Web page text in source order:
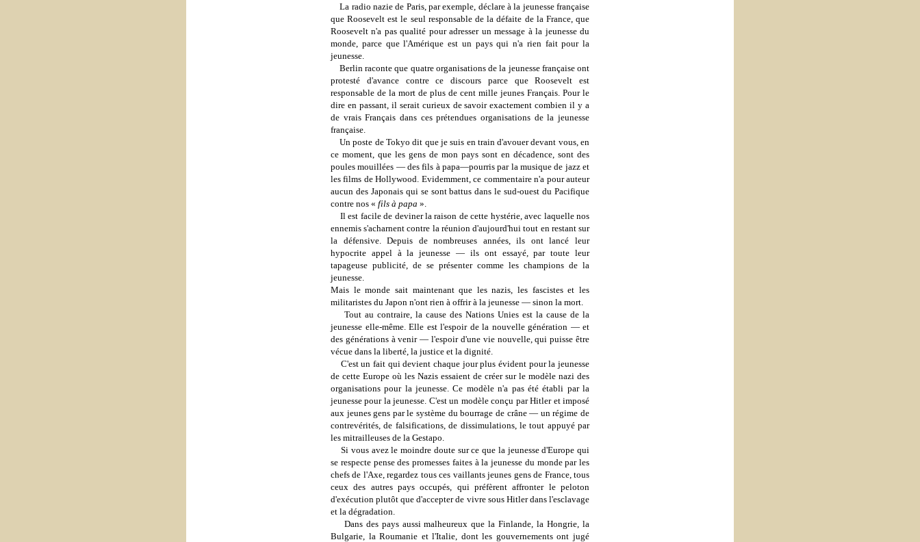
La radio nazie de Paris, par exemple, déclare à la jeunesse française
que Roosevelt est le seul responsable de la défaite de la France, que
Roosevelt n'a pas qualité pour adresser un message à la jeunesse du
monde, parce que l'Amérique est un pays qui n'a rien fait pour la
jeunesse.
Berlin raconte que quatre organisations de la jeunesse française ont
protesté d'avance contre ce discours parce que Roosevelt est
responsable de la mort de plus de cent mille jeunes Français. Pour le
dire en passant, il serait curieux de savoir exactement combien il y a
de vrais Français dans ces prétendues organisations de la jeunesse
française.
Un poste de Tokyo dit que je suis en train d'avouer devant vous, en
ce moment, que les gens de mon pays sont en décadence, sont des
poules mouillées — des fils à papa—pourris par la musique de jazz et
les films de Hollywood. Evidemment, ce commentaire n'a pour auteur
aucun des Japonais qui se sont battus dans le sud-ouest du Pacifique
contre nos « fils à papa ».
Il est facile de deviner la raison de cette hystérie, avec laquelle nos
ennemis s'acharnent contre la réunion d'aujourd'hui tout en restant sur
la défensive. Depuis de nombreuses années, ils ont lancé leur
hypocrite appel à la jeunesse — ils ont essayé, par toute leur
tapageuse publicité, de se présenter comme les champions de la
jeunesse.
Mais le monde sait maintenant que les nazis, les fascistes et les
militaristes du Japon n'ont rien à offrir à la jeunesse — sinon la mort.
Tout au contraire, la cause des Nations Unies est la cause de la
jeunesse elle-même. Elle est l'espoir de la nouvelle génération — et
des générations à venir — l'espoir d'une vie nouvelle, qui puisse être
vécue dans la liberté, la justice et la dignité.
C'est un fait qui devient chaque jour plus évident pour la jeunesse
de cette Europe où les Nazis essaient de créer sur le modèle nazi des
organisations pour la jeunesse. Ce modèle n'a pas été établi par la
jeunesse pour la jeunesse. C'est un modèle conçu par Hitler et imposé
aux jeunes gens par le système du bourrage de crâne — un régime de
contrevérités, de falsifications, de dissimulations, le tout appuyé par
les mitrailleuses de la Gestapo.
Si vous avez le moindre doute sur ce que la jeunesse d'Europe qui
se respecte pense des promesses faites à la jeunesse du monde par les
chefs de l'Axe, regardez tous ces vaillants jeunes gens de France, tous
ceux des autres pays occupés, qui préfèrent affronter le peloton
d'exécution plutôt que d'accepter de vivre sous Hitler dans l'esclavage
et la dégradation.
Dans des pays aussi malheureux que la Finlande, la Hongrie, la
Bulgarie, la Roumanie et l'Italie, dont les gouvernements ont jugé